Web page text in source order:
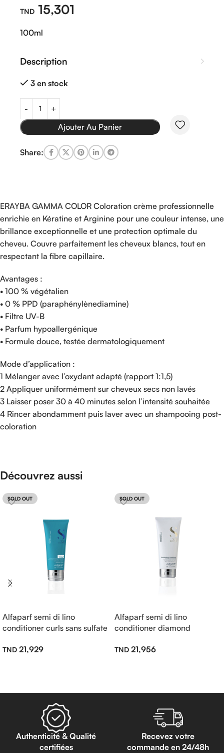
15,301
100ml
Description
3 en stock
Ajouter Au Panier
Share:
ERAYBA GAMMA COLOR Coloration crème professionnelle
enrichie en Kératine et Arginine pour une couleur intense, une
brillance exceptionnelle et une protection optimale du
cheveu. Couvre parfaitement les cheveux blancs, tout en
respectant la fibre capillaire.
Avantages :
• 100 % végétalien
• 0 % PPD (paraphénylènediamine)
• Filtre UV-B
• Parfum hypoallergénique
• Formule douce, testée dermatologiquement
Mode d’application :
1 Mélanger avec l’oxydant adapté (rapport 1:1,5)
2 Appliquer uniformément sur cheveux secs non lavés
3 Laisser poser 30 à 40 minutes selon l’intensité souhaitée
4 Rincer abondamment puis laver avec un shampooing post-
coloration
Découvrez aussi
SOLD OUT
Alfaparf semi di lino
conditioner curls sans sulfate
21,929
SOLD OUT
Alfaparf semi di lino
conditioner diamond
200ml21,956
Authenticité & Qualité
certifiées
Recevez votre
commande en 24/48h